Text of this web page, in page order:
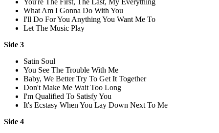
What Am I Gonna Do With You
I'll Do For You Anything You Want Me To
Let The Music Play
Side 3
Satin Soul
You See The Trouble With Me
Baby, We Better Try To Get It Together
Don't Make Me Wait Too Long
I'm Qualified To Satisfy You
It's Ecstasy When You Lay Down Next To Me
Side 4